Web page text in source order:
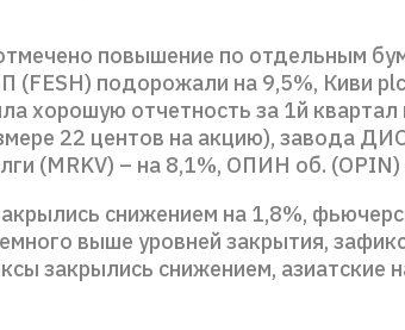
повышение по отдельным
подорожали на 9,5%, Киви
хорошую отчетность за 1й
22 центов на акцию), завода
(MRKV) – на 8,1%, ОПИН об. (OPIN)
снижением на 1,8%,
выше уровней закрытия,
закрылись снижением, азиатские